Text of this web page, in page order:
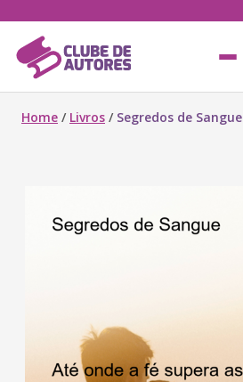
Home / Livros / Segredos de Sangue